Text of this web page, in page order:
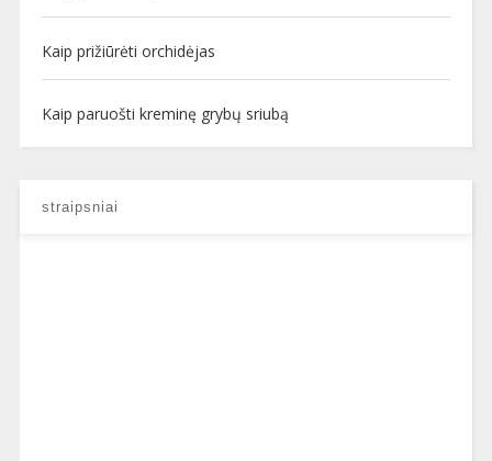
Kaip prižiūrėti orchidėjas
Kaip paruošti kreminę grybų sriubą
straipsniai